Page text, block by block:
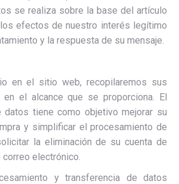
se realiza sobre la base del artículo
efectos de nuestro interés legítimo
y la respuesta de su mensaje.
en el sitio web, recopilaremos sus
el alcance que se proporciona. El
datos tiene como objetivo mejorar su
y simplificar el procesamiento de
la eliminación de su cuenta de
electrónico.
y transferencia de datos